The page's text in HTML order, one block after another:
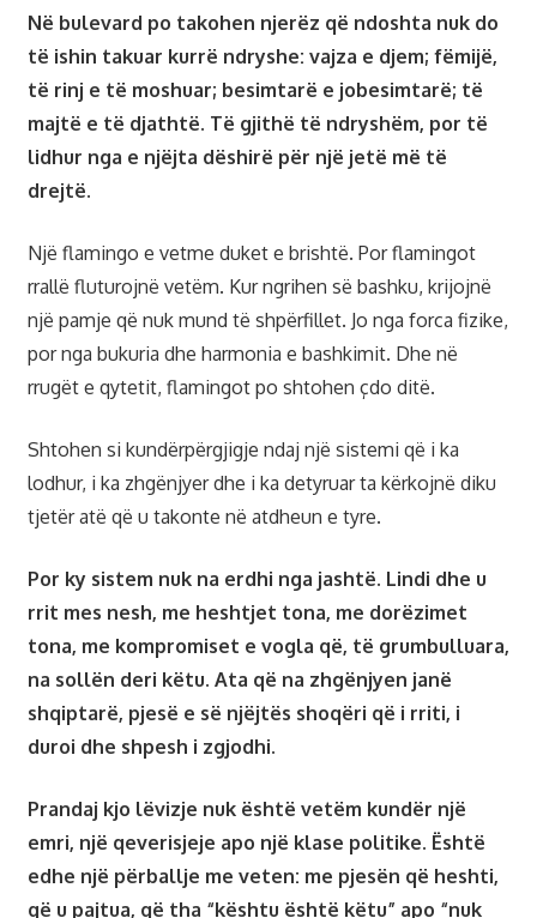
Në bulevard po takohen njerëz që ndoshta nuk do
të ishin takuar kurrë ndryshe: vajza e djem; fëmijë,
të rinj e të moshuar; besimtarë e jobesimtarë; të
majtë e të djathtë. Të gjithë të ndryshëm, por të
lidhur nga e njëjta dëshirë për një jetë më të
drejtë.
Një flamingo e vetme duket e brishtë. Por flamingot
rrallë fluturojnë vetëm. Kur ngrihen së bashku, krijojnë
një pamje që nuk mund të shpërfillet. Jo nga forca fizike,
por nga bukuria dhe harmonia e bashkimit. Dhe në
rrugët e qytetit, flamingot po shtohen çdo ditë.
Shtohen si kundërpërgjigje ndaj një sistemi që i ka
lodhur, i ka zhgënjyer dhe i ka detyruar ta kërkojnë diku
tjetër atë që u takonte në atdheun e tyre.
Por ky sistem nuk na erdhi nga jashtë. Lindi dhe u
rrit mes nesh, me heshtjet tona, me dorëzimet
tona, me kompromiset e vogla që, të grumbulluara,
na sollën deri këtu. Ata që na zhgënjyen janë
shqiptarë, pjesë e së njëjtës shoqëri që i rriti, i
duroi dhe shpesh i zgjodhi.
Prandaj kjo lëvizje nuk është vetëm kundër një
emri, një qeverisjeje apo një klase politike. Është
edhe një përballje me veten: me pjesën që heshti,
që u pajtua, që tha “kështu është këtu” apo “nuk